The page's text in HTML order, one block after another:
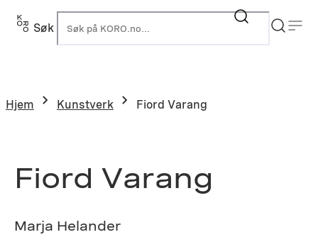
Hopp
Søk
Hjem Kunstverk Fiord Varang
Fiord Varang
Marja Helander